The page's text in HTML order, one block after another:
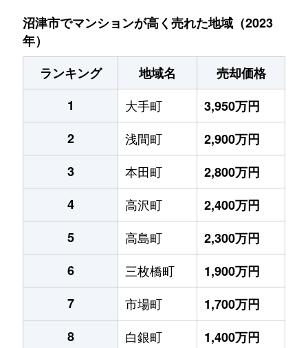
沼津市でマンションが高く売れた地域（2023
年）
ランキング
地域名
売却価格
1
大手町
3,950万円
2
浅間町
2,900万円
3
本田町
2,800万円
4
高沢町
2,400万円
5
高島町
2,300万円
6
三枚橋町
1,900万円
7
市場町
1,700万円
8
白銀町
1,400万円